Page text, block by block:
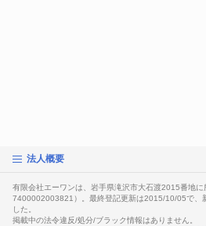
法人概要
有限会社エーワンは、岩手県滝沢市大石渡2015番地
7400002003821）。最終登記更新は2015/10/05で、
した。
掲載中の法令違反/処分/ブラック情報はありません。